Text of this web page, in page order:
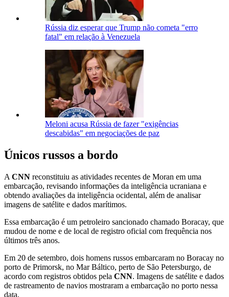
Rússia diz esperar que Trump não cometa "erro
fatal" em relação à Venezuela
Meloni acusa Rússia de fazer "exigências
descabidas" em negociações de paz
Únicos russos a bordo
A CNN reconstituiu as atividades recentes de Moran em uma
embarcação, revisando informações da inteligência ucraniana e
obtendo avaliações da inteligência ocidental, além de analisar
imagens de satélite e dados marítimos.
Essa embarcação é um petroleiro sancionado chamado Boracay, que
mudou de nome e de local de registro oficial com frequência nos
últimos três anos.
Em 20 de setembro, dois homens russos embarcaram no Boracay no
porto de Primorsk, no Mar Báltico, perto de São Petersburgo, de
acordo com registros obtidos pela CNN. Imagens de satélite e dados
de rastreamento de navios mostraram a embarcação no porto nessa
data.